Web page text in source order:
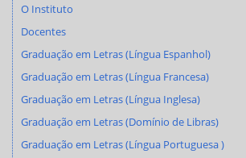
O Instituto
Docentes
Graduação em Letras (Língua Espanhol)
Graduação em Letras (Língua Francesa)
Graduação em Letras (Língua Inglesa)
Graduação em Letras (Domínio de Libras)
Graduação em Letras (Língua Portuguesa )